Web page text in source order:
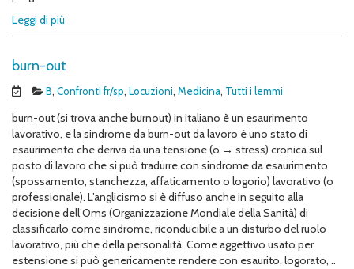
Leggi di più
burn-out
B, Confronti fr/sp, Locuzioni, Medicina, Tutti i lemmi
burn-out (si trova anche burnout) in italiano è un esaurimento
lavorativo, e la sindrome da burn-out da lavoro è uno stato di
esaurimento che deriva da una tensione (o → stress) cronica sul
posto di lavoro che si può tradurre con sindrome da esaurimento
(spossamento, stanchezza, affaticamento o logorio) lavorativo (o
professionale). L’anglicismo si è diffuso anche in seguito alla
decisione dell’Oms (Organizzazione Mondiale della Sanità) di
classificarlo come sindrome, riconducibile a un disturbo del ruolo
lavorativo, più che della personalità. Come aggettivo usato per
estensione si può genericamente rendere con esaurito, logorato, ..